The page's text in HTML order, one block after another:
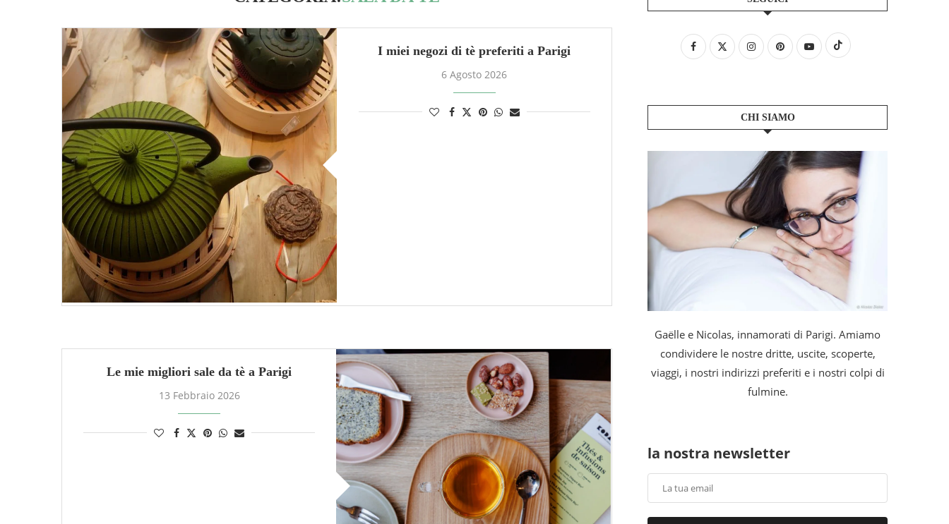
I miei negozi di tè preferiti a Parigi
6 Agosto 2026
Le mie migliori sale da tè a Parigi
13 Febbraio 2026
CHI SIAMO
Gaëlle e Nicolas, innamorati di Parigi. Amiamo
condividere le nostre dritte, uscite, scoperte,
viaggi, i nostri indirizzi preferiti e i nostri colpi di
fulmine.
la nostra newsletter